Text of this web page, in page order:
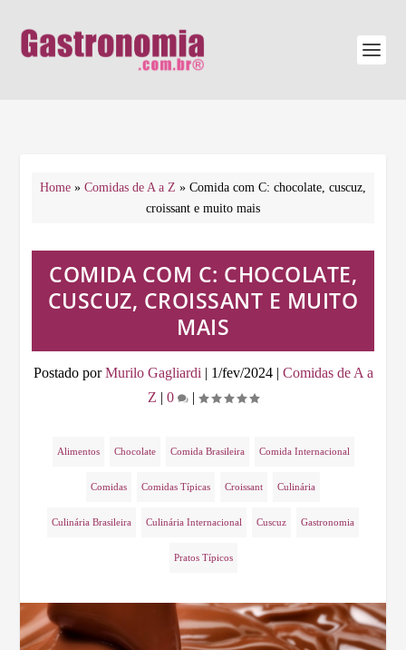
Home » Comidas de A a Z » Comida com C: chocolate, cuscuz,
croissant e muito mais
COMIDA COM C: CHOCOLATE,
CUSCUZ, CROISSANT E MUITO
MAIS
Postado porMurilo Gagliardi | 1/fev/2024| Comidas de A a
Z | 0 |
Alimentos Chocolate Comida Brasileira Comida Internacional
Comidas Comidas Típicas Croissant Culinária
Culinária Brasileira Culinária Internacional Cuscuz Gastronomia
Pratos Típicos